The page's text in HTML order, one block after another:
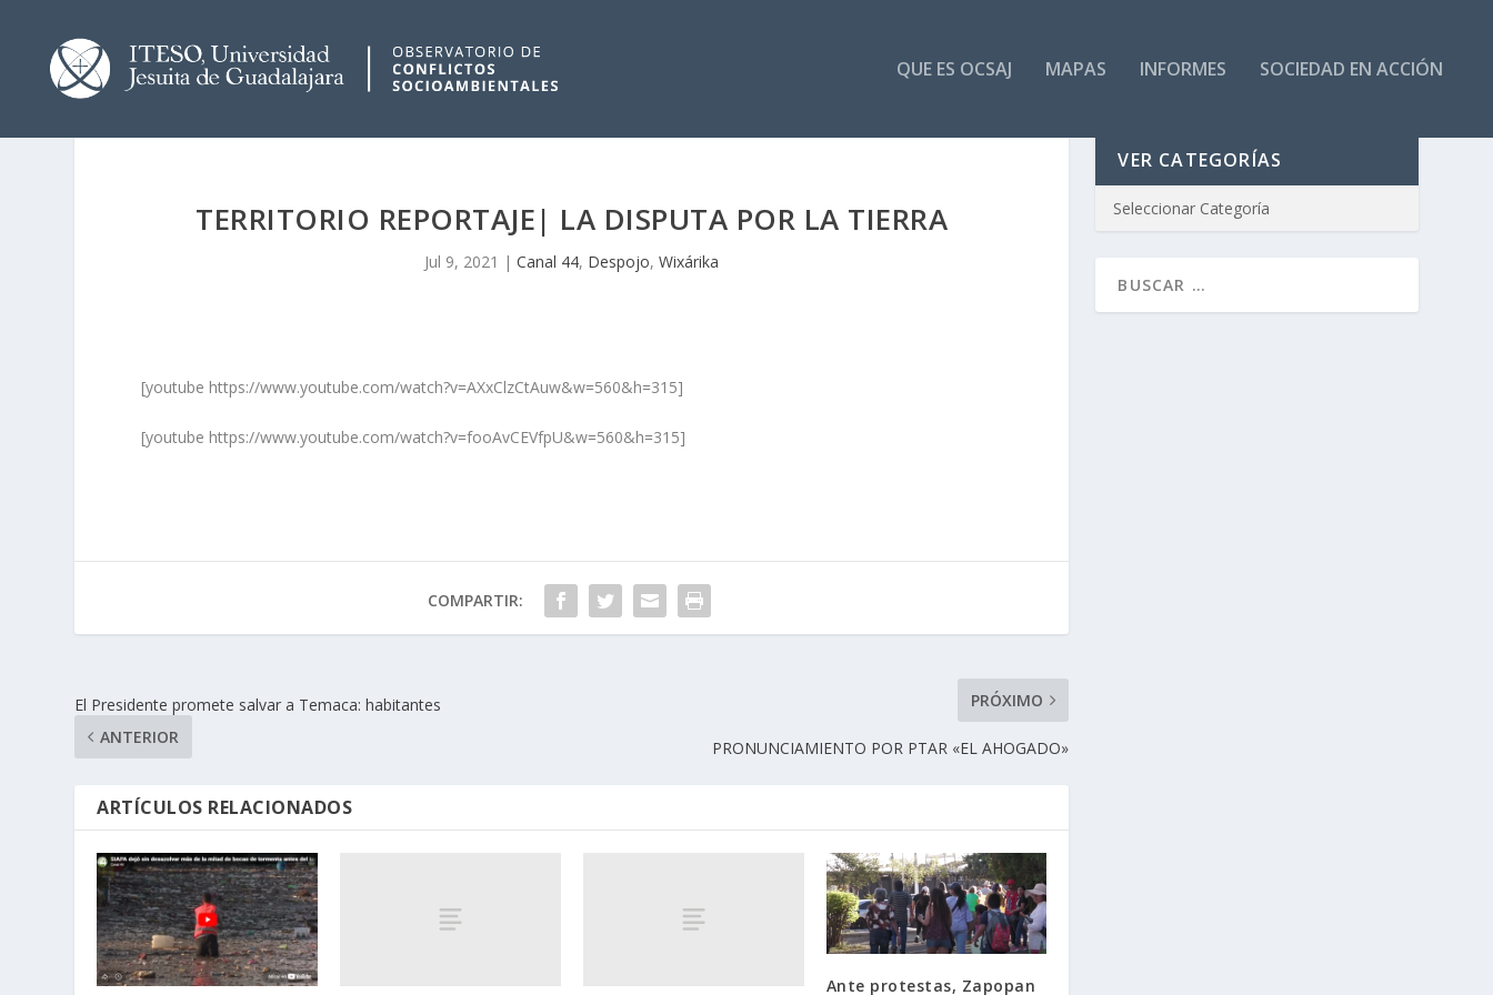
QUE ES OCSAJ MAPAS INFORMES SOCIEDAD EN ACCIÓN
TERRITORIO REPORTAJE| LA DISPUTA POR LA TIERRA
Jul 9, 2021 |Canal 44, Despojo,Wixárika
[youtube https://www.youtube.com/watch?v=AXxClzCtAuw&w=560&h=315]
[youtube https://www.youtube.com/watch?v=fooAvCEVfpU&w=560&h=315]
COMPARTIR:
El Presidente promete salvar a Temaca: habitantes
ANTERIOR
PRÓXIMO
PRONUNCIAMIENTO POR PTAR «EL AHOGADO»
ARTÍCULOS RELACIONADOS
Ante protestas, Zapopan
VER CATEGORÍAS